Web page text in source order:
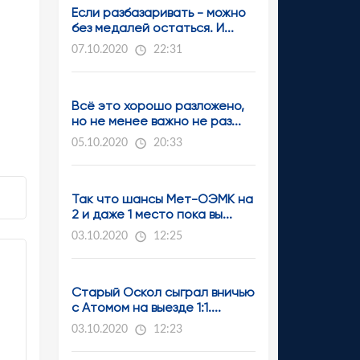
Если разбазаривать - можно
без медалей остаться. И...
07.10.2020 22:31
Всё это хорошо разложено,
но не менее важно не раз...
05.10.2020 20:33
Так что шансы Мет-ОЭМК на
2 и даже 1 место пока вы...
03.10.2020 12:25
Старый Оскол сыграл вничью
с Атомом на выезде 1:1....
03.10.2020 12:23